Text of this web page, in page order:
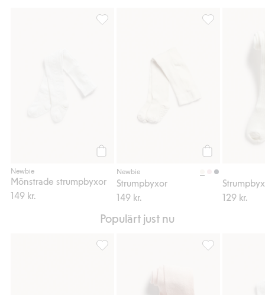
Newbie
Mönstrade strumpbyxor
149 kr.
Newbie
Strumpbyxor
149 kr.
129 kr.
Populärt just nu